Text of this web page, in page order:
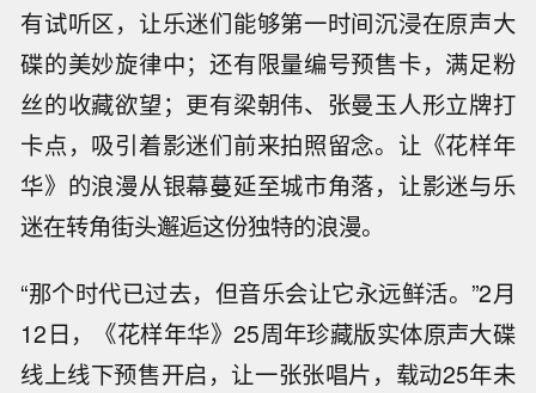
有试听区，让乐迷们能够第一时间沉浸在原声大
碟的美妙旋律中；还有限量编号预售卡，满足粉
丝的收藏欲望；更有梁朝伟、张曼玉人形立牌打
卡点，吸引着影迷们前来拍照留念。让《花样年
华》的浪漫从银幕蔓延至城市角落，让影迷与乐
迷在转角街头邂逅这份独特的浪漫。
“那个时代已过去，但音乐会让它永远鲜活。”2月
12日，《花样年华》25周年珍藏版实体原声大碟
线上线下预售开启，让一张张唱片，载动25年未